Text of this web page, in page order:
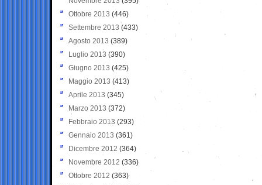
Ottobre 2013 (446)
Settembre 2013 (433)
Agosto 2013 (389)
Luglio 2013 (390)
Giugno 2013 (425)
Maggio 2013 (413)
Aprile 2013 (345)
Marzo 2013 (372)
Febbraio 2013 (293)
Gennaio 2013 (361)
Dicembre 2012 (364)
Novembre 2012 (336)
Ottobre 2012 (363)